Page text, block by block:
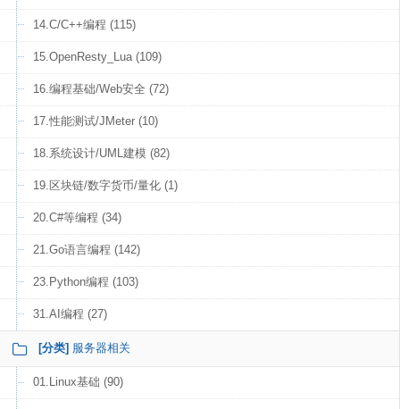
14.C/C++编程 (115)
15.OpenResty_Lua (109)
16.编程基础/Web安全 (72)
17.性能测试/JMeter (10)
18.系统设计/UML建模 (82)
19.区块链/数字货币/量化 (1)
20.C#等编程 (34)
21.Go语言编程 (142)
23.Python编程 (103)
31.AI编程 (27)
[分类] 服务器相关
01.Linux基础 (90)